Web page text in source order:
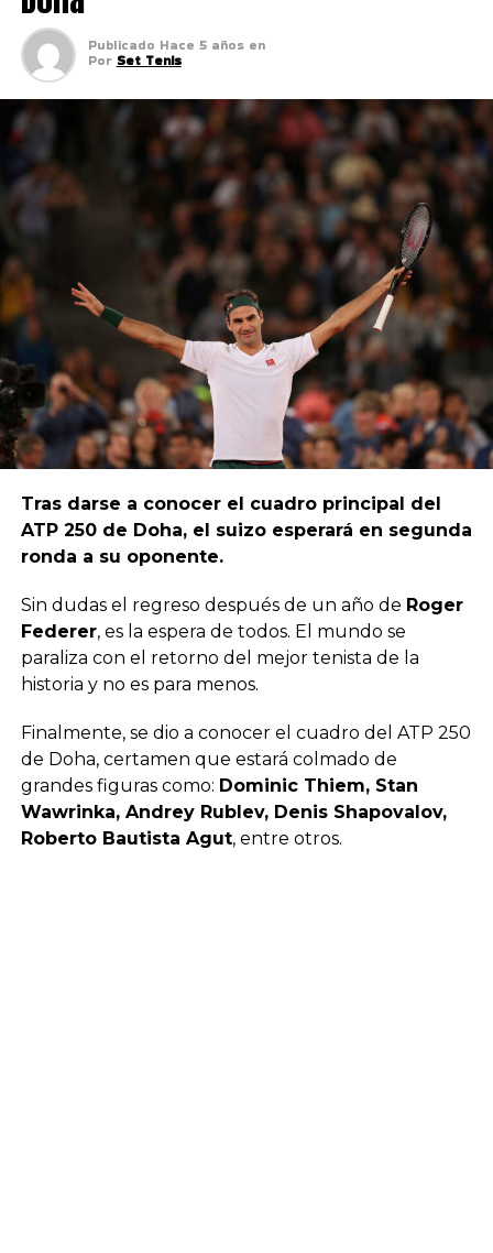
Publicado Hace 5 años en
Por Set Tenis
Tras darse a conocer el cuadro principal del
ATP 250 de Doha, el suizo esperará en segunda
ronda a su oponente.
Sin dudas el regreso después de un año de Roger
Federer, es la espera de todos. El mundo se
paraliza con el retorno del mejor tenista de la
historia y no es para menos.
Finalmente, se dio a conocer el cuadro del ATP 250
de Doha, certamen que estará colmado de
grandes figuras como: Dominic Thiem, Stan
Wawrinka, Andrey Rublev, Denis Shapovalov,
Roberto Bautista Agut, entre otros.